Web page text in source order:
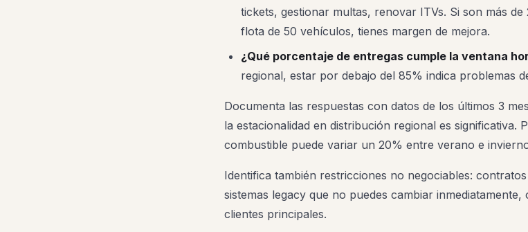
tickets, gestionar multas, renovar ITVs. Si son más
flota de 50 vehículos, tienes margen de mejora.
¿Qué porcentaje de entregas cumple la ventana
regional, estar por debajo del 85% indica problemas
Documenta las respuestas con datos de los últimos 3
la estacionalidad en distribución regional es significativa.
combustible puede variar un 20% entre verano e
Identifica también restricciones no negociables:
sistemas legacy que no puedes cambiar
clientes principales.